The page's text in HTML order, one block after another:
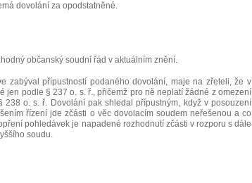
dovolání za opodstatněné.
občanský soudní řád v aktuálním znění.
zabýval přípustností podaného dovolání, maje na zřeteli, že v
jen podle § 237 o. s. ř., přičemž pro ně neplatí žádné z omezení
238 o. s. ř. Dovolání pak shledal přípustným, když v posouzení
řízení jde zčásti o věc dovolacím soudem neřešenou a co
pohledávek je napadené rozhodnutí zčásti v rozporu s dále
soudu.